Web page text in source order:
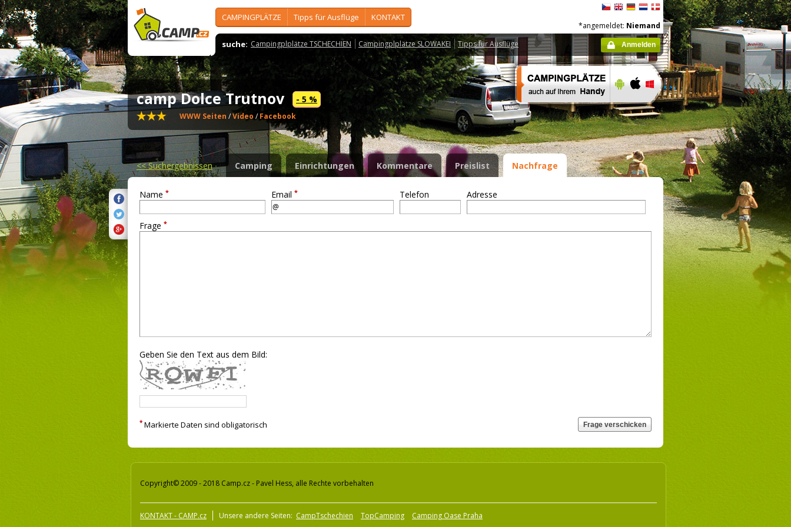
CAMPINGPLÄTZE Tipps für Ausflüge KONTAKT
suche: Campingplplätze TSCHECHIEN Campingplplätze SLOWAKEI Tipps für Ausflüge
*angemeldet: Niemand
Anmelden
camp Dolce Trutnov - 5 %
WWW Seiten /Video /Facebook
<<Suchergebnissen Camping Einrichtungen Kommentare Preislist Nachfrage
Name * Email * Telefon Adresse
Frage *
Geben Sie den Text aus dem Bild:
* Markierte Daten sind obligatorisch
Copyright© 2009 - 2018 Camp.cz - Pavel Hess, alle Rechte vorbehalten
KONTAKT - CAMP.cz Unsere andere Seiten: CampTschechien TopCamping Camping Oase Praha